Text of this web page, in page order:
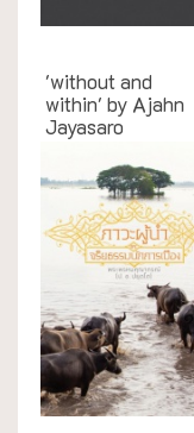
'without and
within' by Ajahn
Jayasaro